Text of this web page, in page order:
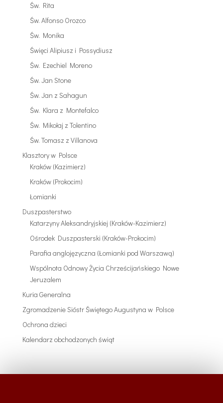
Św. Rita
Św. Alfonso Orozco
Św. Monika
Święci Alipiusz i Possydiusz
Św. Ezechiel Moreno
Św. Jan Stone
Św. Jan z Sahagun
Św. Klara z Montefalco
Św. Mikołaj z Tolentino
Św. Tomasz z Villanova
Klasztory w Polsce
Kraków (Kazimierz)
Kraków (Prokocim)
Łomianki
Duszpasterstwo
Katarzyny Aleksandryjskiej (Kraków-Kazimierz)
Ośrodek Duszpasterski (Kraków-Prokocim)
Parafia anglojęzyczna (Łomianki pod Warszawą)
Wspólnota Odnowy Życia Chrześcijańskiego Nowe
Jeruzalem
Kuria Generalna
Zgromadzenie Sióstr Świętego Augustyna w Polsce
Ochrona dzieci
Kalendarz obchodzonych świąt